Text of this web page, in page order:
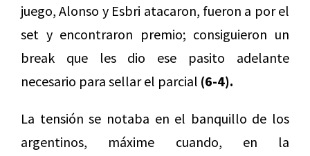
juego, Alonso y Esbri atacaron, fueron a por el
set y encontraron premio; consiguieron un
break que les dio ese pasito adelante
necesario para sellar el parcial (6-4).
La tensión se notaba en el banquillo de los
argentinos, máxime cuando, en la